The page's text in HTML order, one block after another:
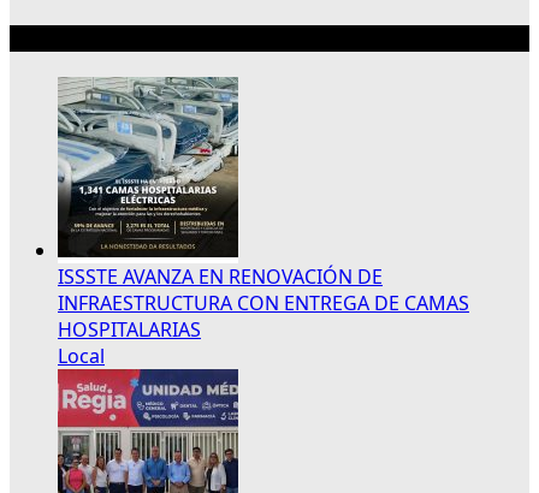
ISSSTE AVANZA EN RENOVACIÓN DE
INFRAESTRUCTURA CON ENTREGA DE CAMAS
HOSPITALARIAS
Local